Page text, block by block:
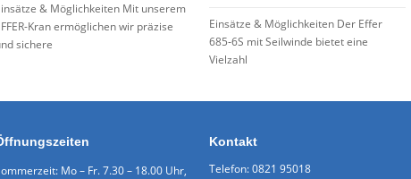
& Möglichkeiten Mit unserem
Kran ermöglichen wir präzise
sichere
Einsätze & Möglichkeiten Der Effer
685‑6S mit Seilwinde bietet eine
Vielzahl
Mo – Fr. 7.30 – 18.00 Uhr,
Kontakt
Telefon: 0821 95018